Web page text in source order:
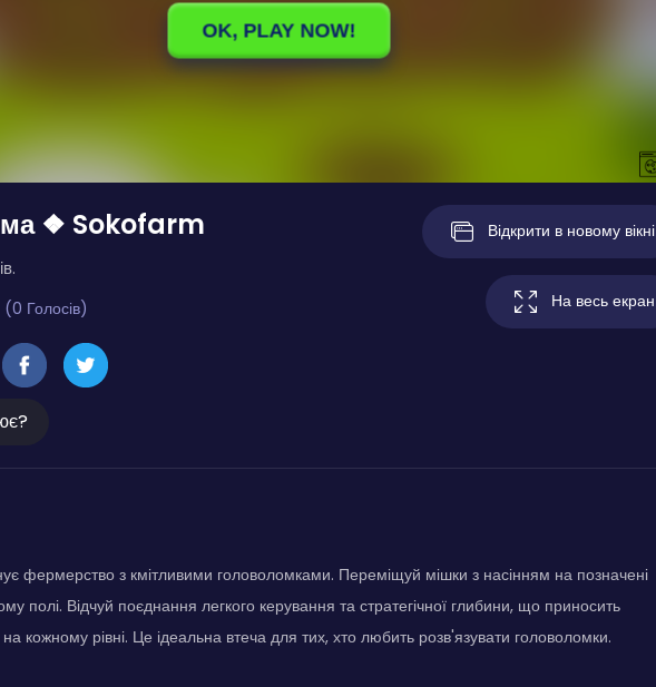
❖ Sokofarm
Голосів)
Відкрити в новому вікні
На весь екран
фермерство з кмітливими головоломками. Переміщуй мішки з насінням на позначені
полі. Відчуй поєднання легкого керування та стратегічної глибини, що приносить
кожному рівні. Це ідеальна втеча для тих, хто любить розв'язувати головоломки.